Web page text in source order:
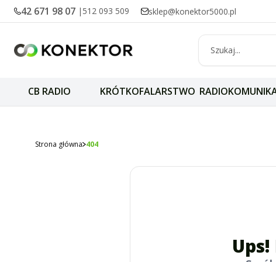
42 671 98 07 | 512 093 509 sklep@konektor5000.pl
CB RADIO KRÓTKOFALARSTWO
Strona główna 404